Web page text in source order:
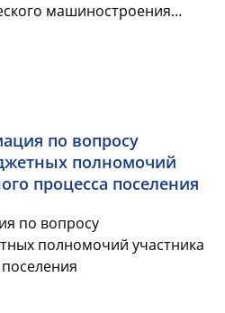
машиностроения
транспортные...
по вопросу
полномочий
процесса поселения
по вопросу
полномочий участника